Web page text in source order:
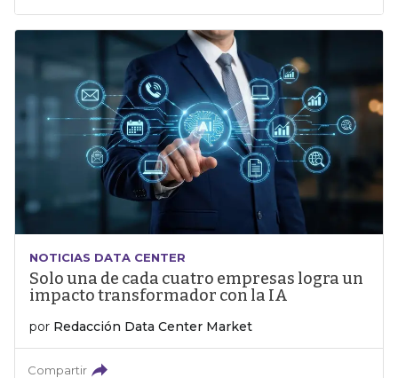
NOTICIAS DATA CENTER
Solo una de cada cuatro empresas logra un
impacto transformador con la IA
por Redacción Data Center Market
Compartir